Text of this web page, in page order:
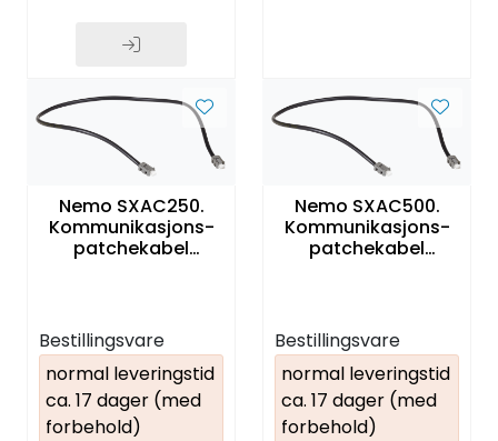
Nemo SXAC250.
Kommunikasjons-
patchekabel
Bestillingsvare
normal leveringstid
ca. 17 dager (med
forbehold)
Nemo SXAC500.
Kommunikasjons-
patchekabel
Bestillingsvare
normal leveringstid
ca. 17 dager (med
forbehold)